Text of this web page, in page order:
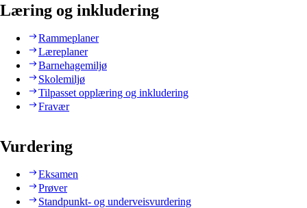
Læring og inkludering
Rammeplaner
Læreplaner
Barnehagemiljø
Skolemiljø
Tilpasset opplæring og inkludering
Fravær
Vurdering
Eksamen
Prøver
Standpunkt- og underveisvurdering